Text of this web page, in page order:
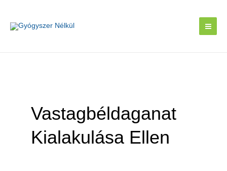
content
Vastagbéldaganat
Kialakulása Ellen